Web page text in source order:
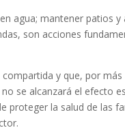
agua; mantener patios y
son acciones
y que, por más
se alcanzará el efecto
proteger la salud de las